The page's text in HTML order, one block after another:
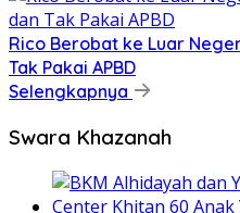
Rico Berobat ke Luar
Tak Pakai APBD
Selengkapnya
Swara Khazanah